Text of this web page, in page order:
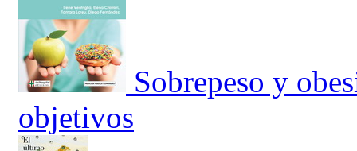
Sobrepeso y
objetivos